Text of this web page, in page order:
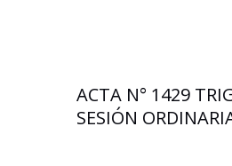
ACTA N° 1429
SESIÓN